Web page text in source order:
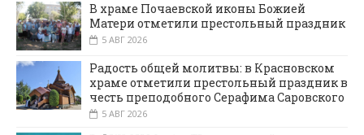
В храме Почаевской иконы Божией
Матери отметили престольный праздник
5 АВГ 2026
Радость общей молитвы: в Красновском
храме отметили престольный праздник в
честь преподобного Серафима Саровского
5 АВГ 2026